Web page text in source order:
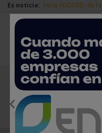
Es noticia: Feria ADDITED, de
Redes Sociales